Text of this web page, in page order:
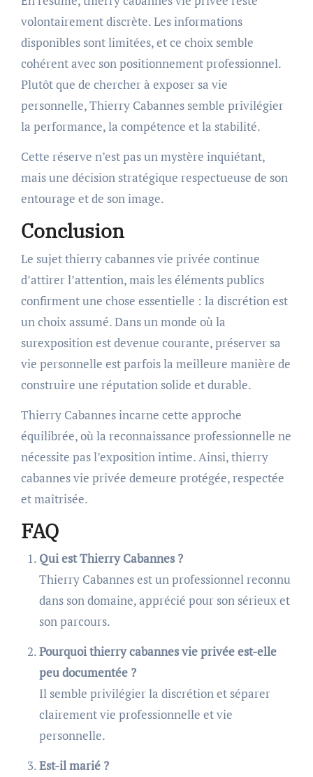
volontairement discrète. Les informations
disponibles sont limitées, et ce choix semble
cohérent avec son positionnement professionnel.
Plutôt que de chercher à exposer sa vie
personnelle, Thierry Cabannes semble privilégier
la performance, la compétence et la stabilité.
Cette réserve n’est pas un mystère inquiétant,
mais une décision stratégique respectueuse de son
entourage et de son image.
Conclusion
Le sujet thierry cabannes vie privée continue
d’attirer l’attention, mais les éléments publics
confirment une chose essentielle : la discrétion est
un choix assumé. Dans un monde où la
surexposition est devenue courante, préserver sa
vie personnelle est parfois la meilleure manière de
construire une réputation solide et durable.
Thierry Cabannes incarne cette approche
équilibrée, où la reconnaissance professionnelle ne
nécessite pas l’exposition intime. Ainsi, thierry
cabannes vie privée demeure protégée, respectée
et maîtrisée.
FAQ
Qui est Thierry Cabannes ?
Thierry Cabannes est un professionnel reconnu
dans son domaine, apprécié pour son sérieux et
son parcours.
Pourquoi thierry cabannes vie privée est-elle
peu documentée ?
Il semble privilégier la discrétion et séparer
clairement vie professionnelle et vie
personnelle.
Est-il marié ?